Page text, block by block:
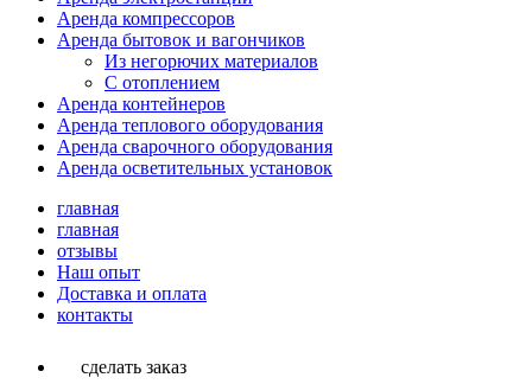
Аренда компрессоров
Аренда бытовок и вагончиков
Из негорючих материалов
С отоплением
Аренда контейнеров
Аренда теплового оборудования
Аренда сварочного оборудования
Аренда осветительных установок
главная
главная
отзывы
Наш опыт
Доставка и оплата
контакты
сделать заказ